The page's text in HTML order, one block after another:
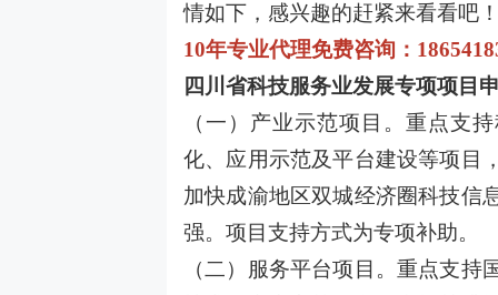
情如下，感兴趣的赶紧来看看吧
10年专业代理免费咨询：
四川省科技服务业发展专项项目
（一）产业示范项目。重点支
化、应用示范及平台建设等项目
加快成渝地区双城经济圈科技信
强。项目支持方式为专项补助。
（二）服务平台项目。重点支